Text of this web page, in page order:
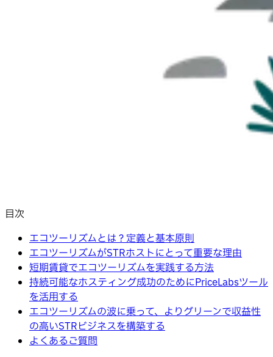
目次
エコツーリズムとは？定義と基本原則
エコツーリズムがSTRホストにとって重要な理由
短期賃貸でエコツーリズムを実践する方法
持続可能なホスティング成功のためにPriceLabsツール
を活用する
エコツーリズムの波に乗って、よりグリーンで収益性
の高いSTRビジネスを構築する
よくあるご質問